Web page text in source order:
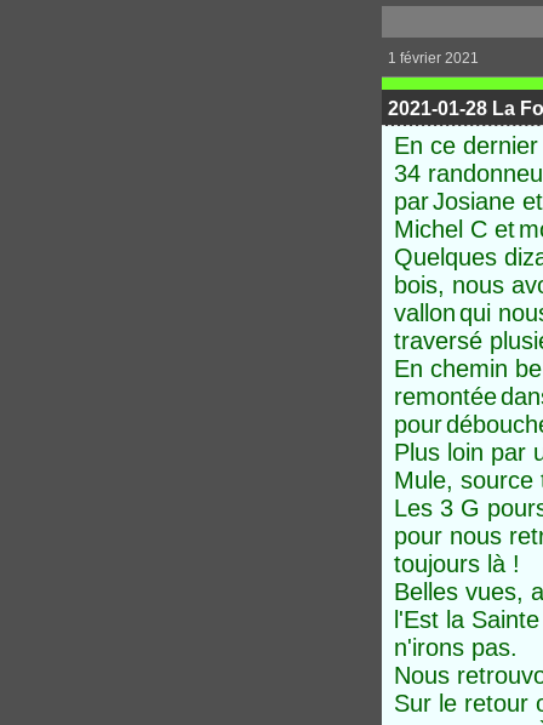
1 février 2021
2021-01-28 La
En ce
34
parJosiane
Michel C et
Quelques
bois, nous
vallonqui
traversé p
En chemin
remontée
pour
Plus loin par
Mule, source
Les 3 G
pour nous
toujours là !
Belles vues,
l'Est la
n'irons pas.
Nous
Sur le retour